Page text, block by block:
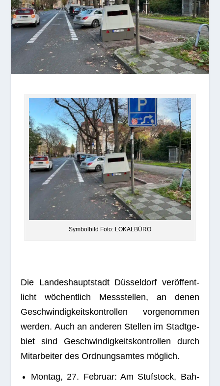
Sym­bol­bild Foto: LOKALBÜRO
Die Lan­des­haupt­stadt Düs­sel­dorf ver­öf­fent­
licht wöchent­lich Mess­stel­len, an denen
Geschwin­dig­keits­kon­trol­len vor­ge­nom­men
wer­den. Auch an ande­ren Stel­len im Stadt­ge­
biet sind Geschwin­dig­keits­kon­trol­len durch
Mit­ar­bei­ter des Ord­nungs­am­tes möglich.
Mon­tag, 27. Februar: Am Stuf­stock, Bah­